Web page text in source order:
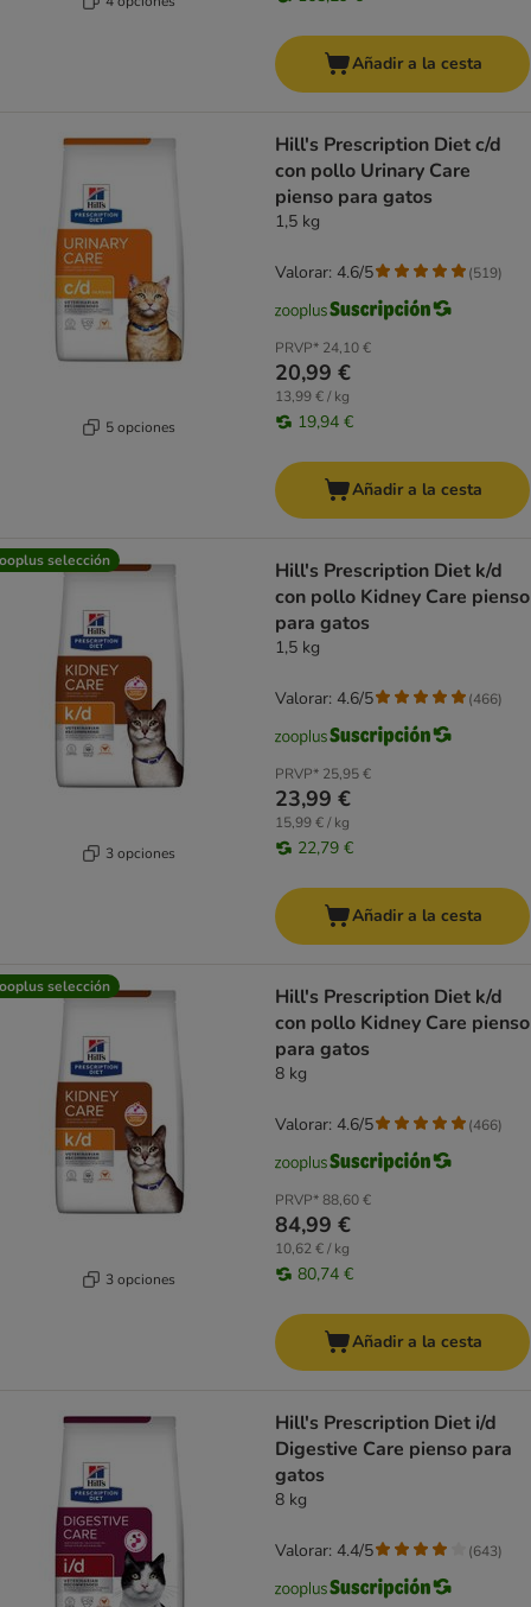
Añadir a la cesta
5 opciones
Hill's Prescription Diet c/d
con pollo Urinary Care
pienso para gatos
1,5 kg
PRVP* 24,10 €
20,99 €
13,99 € / kg
19,94 €
Valorar: 4.6/5 (519)
Añadir a la cesta
selección
3 opciones
Hill's Prescription Diet k/d
con pollo Kidney Care pienso
para gatos
1,5 kg
PRVP* 25,95 €
23,99 €
15,99 € / kg
22,79 €
Valorar: 4.6/5 (466)
Añadir a la cesta
selección
3 opciones
Hill's Prescription Diet k/d
con pollo Kidney Care pienso
para gatos
8 kg
PRVP*88,60 €
84,99 €
10,62 € / kg
80,74 €
Valorar: 4.6/5 (466)
Añadir a la cesta
Hill's Prescription Diet i/d
Digestive Care pienso para
gatos
8 kg
Valorar: 4.4/5 (643)